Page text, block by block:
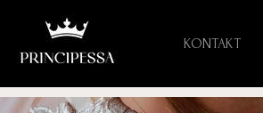
KONTAKT